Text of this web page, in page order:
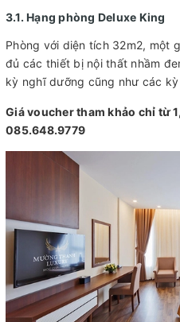
3.1. Hạng phòng Deluxe King
Phòng với diện tích 32m2, một
đủ các thiết bị nội thất nhầm
kỳ nghĩ dưỡng cũng như các
Giá voucher tham khảo chỉ từ
085.648.9779